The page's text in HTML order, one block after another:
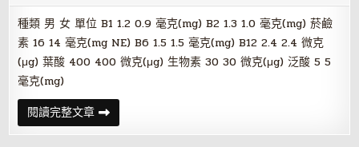
種類 男 女 單位 B1 1.2 0.9 毫克(mg) B2 1.3 1.0 毫克(mg) 菸鹼
素 16 14 毫克(mg NE) B6 1.5 1.5 毫克(mg) B12 2.4 2.4 微克
(μg) 葉酸 400 400 微克(μg) 生物素 30 30 微克(μg) 泛酸 5 5
毫克(mg)
閱讀完整文章教
你
看